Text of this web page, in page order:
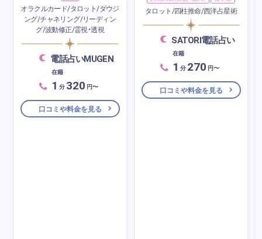
オラクルカード/タロット/ダウジ
ング/チャネリング/リーディン
グ/波動修正/霊視・透視
電話占いMUGEN
在籍
1 分 320 円〜
口コミや料金を見る
タロット/四柱推命/西洋占星術
SATORI電話占い
在籍
1 分 270 円〜
口コミや料金を見る